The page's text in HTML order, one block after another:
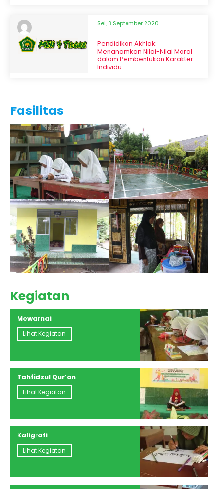
Sel, 8 September 2020
Pendidikan Akhlak:
Menanamkan Nilai-Nilai Moral
dalam Pembentukan Karakter
Individu
Fasilitas
Kegiatan
Mewarnai
Lihat Kegiatan
Tahfidzul Qur’an
Lihat Kegiatan
Kaligrafi
Lihat Kegiatan